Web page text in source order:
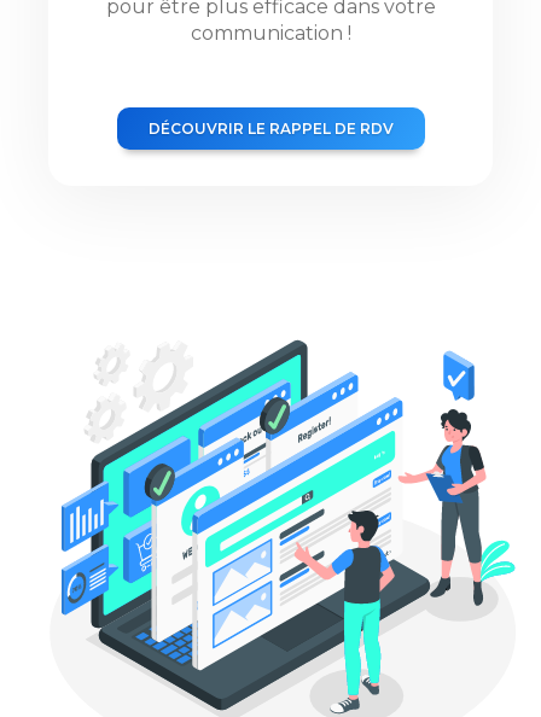
pour être plus efficace dans votre
communication !
DÉCOUVRIR LE RAPPEL DE RDV